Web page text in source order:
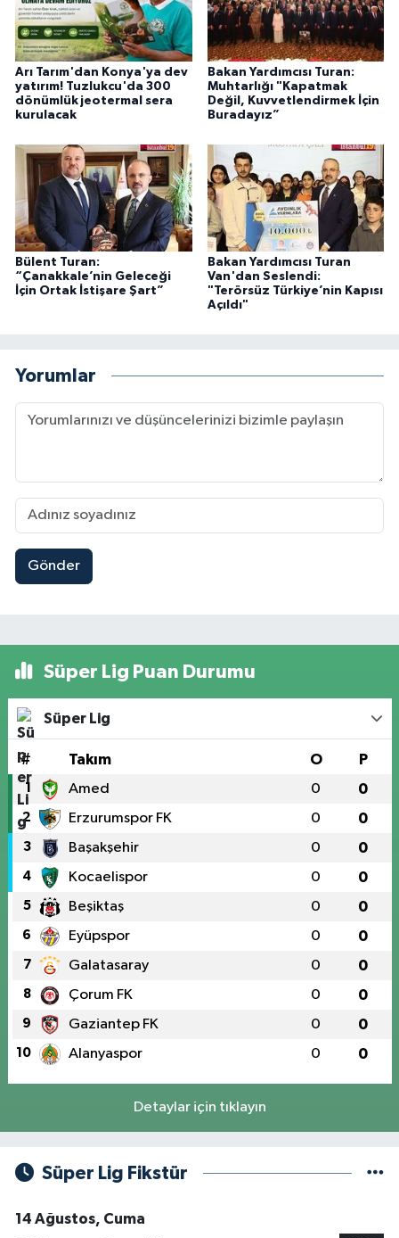
Arı Tarım'dan Konya'ya dev
yatırım! Tuzlukcu'da 300
dönümlük jeotermal sera
kurulacak
Bakan Yardımcısı Turan:
Muhtarlığı "Kapatmak
Değil, Kuvvetlendirmek İçin
Buradayız”
Bülent Turan:
“Çanakkale’nin Geleceği
İçin Ortak İstişare Şart”
Bakan Yardımcısı Turan
Van'dan Seslendi:
"Terörsüz Türkiye’nin Kapısı
Açıldı"
Yorumlar
Gönder
Süper Lig Puan Durumu
Süper Lig
# Takım O P
1 Amed 0 0
2 Erzurumspor FK 0 0
3 Başakşehir 0 0
4 Kocaelispor 0 0
5 Beşiktaş 0 0
6 Eyüpspor 0 0
7 Galatasaray 0 0
8 Çorum FK 0 0
9 Gaziantep FK 0 0
10 Alanyaspor 0 0
Detaylar için tıklayın
Süper Lig Fikstür
14 Ağustos, Cuma